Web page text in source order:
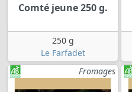
Comté jeune 250 g.
250 g
Le Farfadet
Fromages